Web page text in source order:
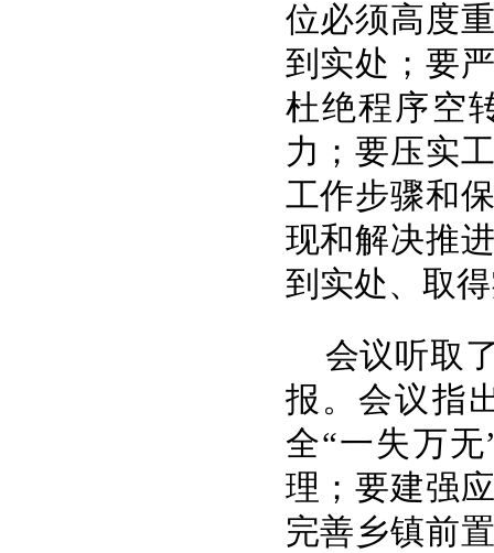
位必须高度
到实处；要
杜绝程序空
力；要压实
工作步骤和
现和解决推
到实处、取
会议听取
报。会议指
全“一失万
理；要建强
完善乡镇前